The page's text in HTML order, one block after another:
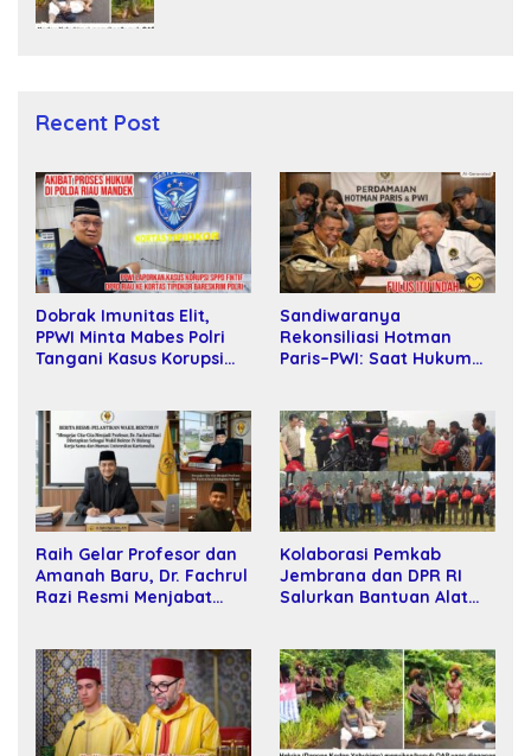
Recent Post
Dobrak Imunitas Elit,
PPWI Minta Mabes Polri
Tangani Kasus Korupsi
Sandiwaranya
Rekonsiliasi Hotman
Paris–PWI: Saat Hukum
Raih Gelar Profesor dan
Amanah Baru, Dr. Fachrul
Razi Resmi Menjabat
Kolaborasi Pemkab
Jembrana dan DPR RI
Salurkan Bantuan Alat